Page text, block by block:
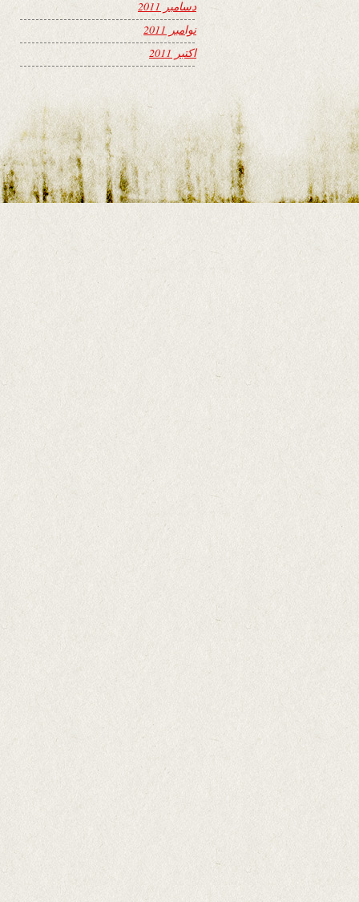
دسامبر 2011
نوامبر 2011
اکتبر 2011